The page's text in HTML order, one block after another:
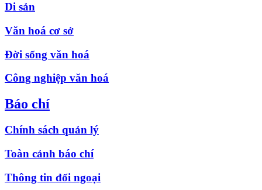
Di sản
Văn hoá cơ sở
Đời sống văn hoá
Công nghiệp văn hoá
Báo chí
Chính sách quản lý
Toàn cảnh báo chí
Thông tin đối ngoại